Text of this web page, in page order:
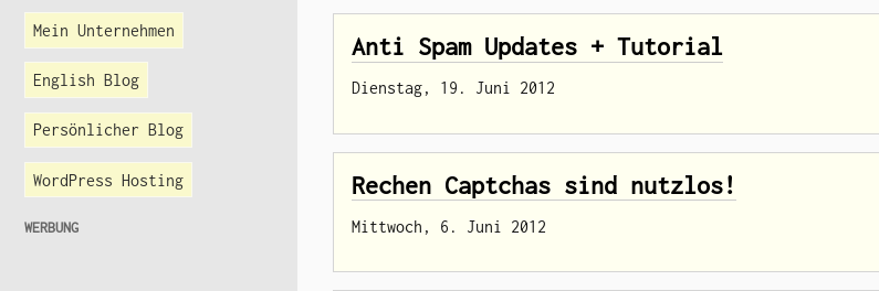
Anti Spam Updates + Tutorial
Dienstag, 19. Juni 2012
Rechen Captchas sind nutzlos!
Mittwoch, 6. Juni 2012
Mein Unternehmen
English Blog
Persönlicher Blog
WordPress Hosting
WERBUNG